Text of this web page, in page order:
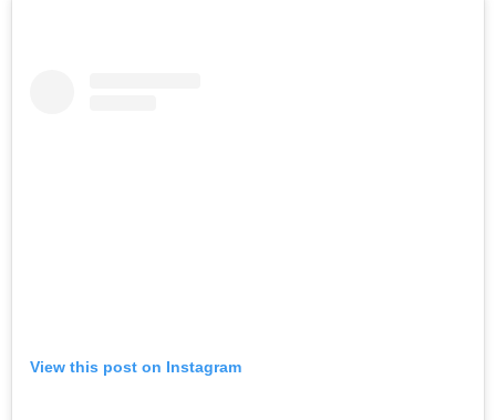
View this post on Instagram